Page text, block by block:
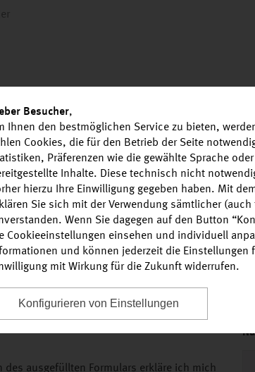
werden?
des ausgefüllten Formulars erkläre ich mich
Besucher,
Ihnen den bestmöglichen Service zu bieten,
Cookies, die für den Betrieb der Seite
Präferenzen wie die gewählte Sprache
Inhalte. Diese technisch nicht
hierzu Ihre Einwilligung gegeben haben. Mit
Sie sich mit der Verwendung sämtlicher
Wenn Sie dagegen auf den Button
Cookieeinstellungen einsehen und individuell
und können jederzeit die
mit Wirkung für die Zukunft widerrufen.
Konfigurieren von Einstellungen